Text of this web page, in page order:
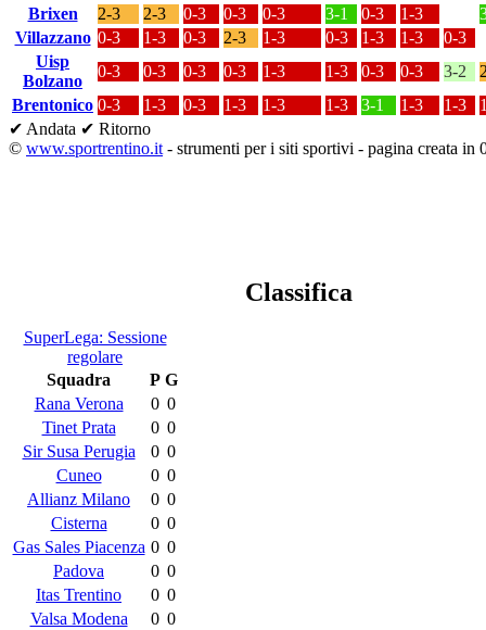
Brixen
2-3 2-3 0-3 0-3 0-3 3-1 0-3 1-3
Villazzano 0-3 1-3 0-3 2-3 1-3 0-3 1-3 1-3
0-3
Uisp
Bolzano
0-3 0-3 0-3 0-3 1-3 1-3 0-3 0-3 3-2
Brentonico 0-3 1-3 0-3 1-3 1-3 1-3 3-1 1-3 1-3
✔ Andata ✔ Ritorno
© www.sportrentino.it - strumenti per i siti sportivi - pagina creata in
Classifica
SuperLega: Sessione
regolare
Squadra
P G
Rana Verona
0 0
Tinet Prata
0 0
Sir Susa Perugia
0 0
Cuneo
0 0
Allianz Milano
0 0
Cisterna
0 0
Gas Sales Piacenza 0 0
Padova
0 0
Itas Trentino
0 0
Valsa Modena
0 0